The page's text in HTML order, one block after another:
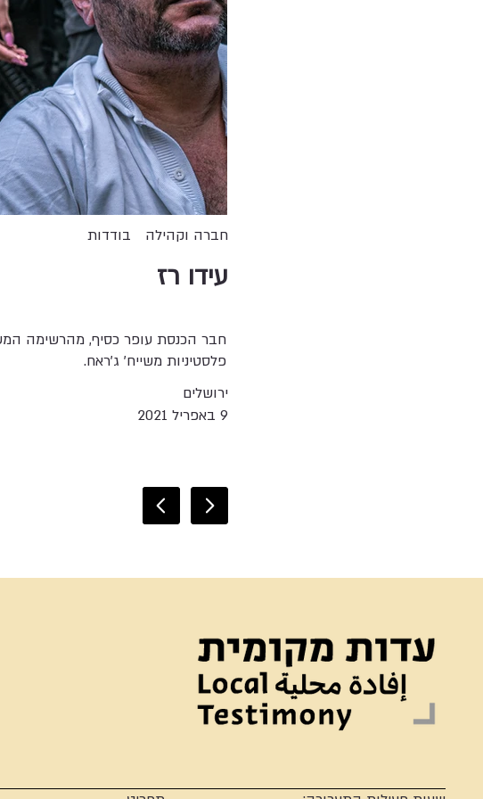
בודדות חברה וקהילה
עידו רז
חבר הכנסת עופר כסיף, מהרשימה
פלסטיניות משייח' ג'ראח.
ירושלים
9 באפריל 2021